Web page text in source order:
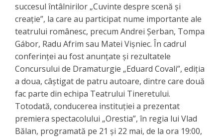
succesul întâlnirilor „Cuvinte despre scenă și
creație”, la care au participat nume importante ale
teatrului românesc, precum Andrei Șerban, Tompa
Gábor, Radu Afrim sau Matei Vișniec. În cadrul
conferinței au fost anunțate și rezultatele
Concursului de Dramaturgie „Eduard Covali”, ediția
a doua, câștigat de patru autoare, dintre care două
fac parte din echipa Teatrului Tineretului.
Totodată, conducerea instituției a prezentat
premiera spectacolului „Orestia”, în regia lui Vlad
Bălan, programată pe 21 și 22 mai, de la ora 19:00,